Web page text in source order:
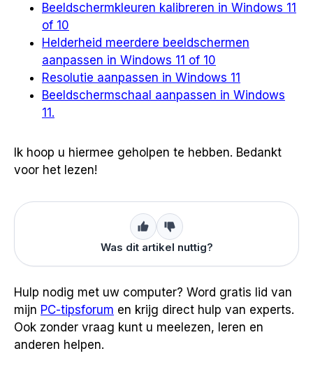
Beeldschermkleuren kalibreren in Windows 11
of 10
Helderheid meerdere beeldschermen
aanpassen in Windows 11 of 10
Resolutie aanpassen in Windows 11
Beeldschermschaal aanpassen in Windows
11.
Ik hoop u hiermee geholpen te hebben. Bedankt
voor het lezen!
Was dit artikel nuttig?
Hulp nodig met uw computer? Word gratis lid van
mijn PC-tipsforum en krijg direct hulp van experts.
Ook zonder vraag kunt u meelezen, leren en
anderen helpen.